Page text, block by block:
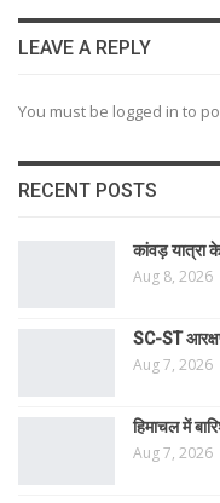
LEAVE A REPLY
You must be logged in to
RECENT POSTS
कांवड़ यात्रा
Aug 8, 2026
SC-ST
Aug 7, 2026
हिमाचल में
Aug 7, 2026